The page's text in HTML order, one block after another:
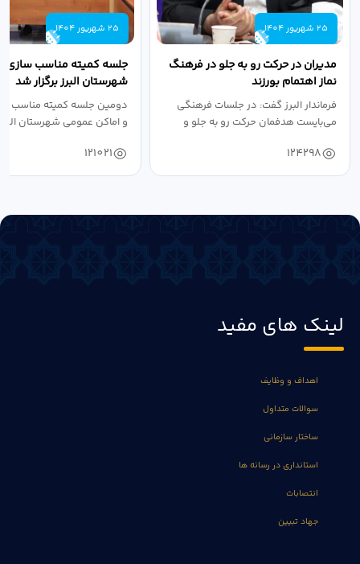
25 شهریور 1404
مدیران در حرکت رو به جلو در فرهنگ
نماز اهتمام بورزند
فرماندار البرز گفت: در جلسات فرهنگی
می‌بایست هدفمان حرکت رو به جلو و
124298
25 شهریور 1404
جلسه کمیته مناسب سازی
شهرستان البرز برگزار شد
دومین جلسه کمیته مناسب
و اماکن عمومی شهرستان
121021
لینک های مفید
اهداف و وظایف
سوالات متداول
ساختار سازمانی
استانداری در رسانه ها
انتصابات
جهاد تبیین